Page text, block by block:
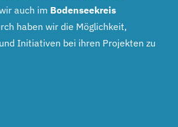
auch im Bodenseekreis
haben wir die Möglichkeit,
Initiativen bei ihren Projekten zu